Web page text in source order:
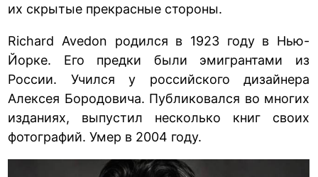
их скрытые прекрасные стороны.
Richard Avedon родился в 1923 году в Нью-
Йорке. Его предки были эмигрантами из
России. Учился у российского дизайнера
Алексея Бородовича. Публиковался во многих
изданиях, выпустил несколько книг своих
фотографий. Умер в 2004 году.